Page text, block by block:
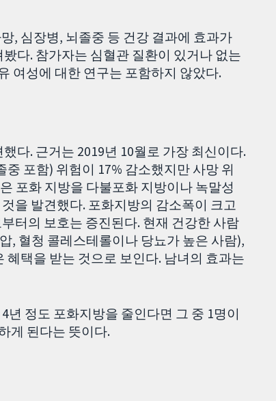
, 심장병, 뇌졸중 등 건강 결과에 효과가
다. 참가자는 심혈관 질환이 있거나 없는
여성에 대한 연구는 포함하지 않았다.
다. 근거는 2019년 10월로 가장 최신이다.
포함) 위험이 17% 감소했지만 사망 위
포화 지방을 다불포화 지방이나 녹말성
을 발견했다. 포화지방의 감소폭이 크고
터의 보호는 증진된다. 현재 건강한 사람
, 혈청 콜레스테롤이나 당뇨가 높은 사람),
택을 받는 것으로 보인다. 남녀의 효과는
년 정도 포화지방을 줄인다면 그 중 1명이
게 된다는 뜻이다.